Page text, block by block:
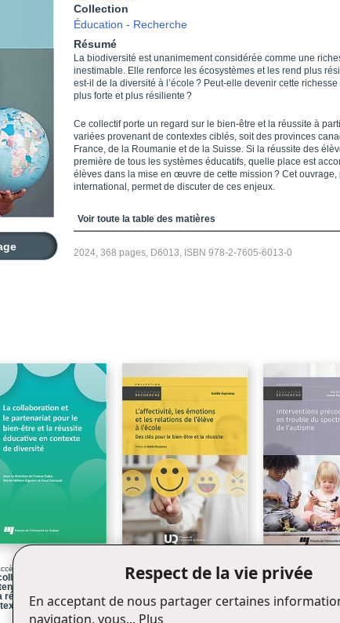
Collection
Éducation - Recherche
Résumé
La biodiversité est unanimement considérée comme une
inestimable. Elle renforce les écosystèmes et les rend plus
est-il de la diversité à l’école ? Peut-elle devenir cette richesse
plus forte et plus résiliente ?
Ce collectif porte un regard sur le bien-être et la réussite à
variées provenant de contextes ciblés, soit des provinces
France, de la Roumanie et de la Suisse. Si la réussite des
première de tous les systèmes éducatifs, quelle place est
élèves dans la mise en œuvre de cette mission ? Cet ouvrage,
international, permet de discuter de ces enjeux.
Table des matières
Voir toute la table des matières
2024, 368 pages, D6013, ISBN 978-2-7605-6013-0
et le
pour le bien-être
réussite éducative en
de diversité
Nouveauté
L’ affectivité, les émotions
et les relations de l’élève à
l’école
Interventions
l’autisme
Respect de la vie privée
En acceptant de nous partager certaines
navigation, vous... Plus